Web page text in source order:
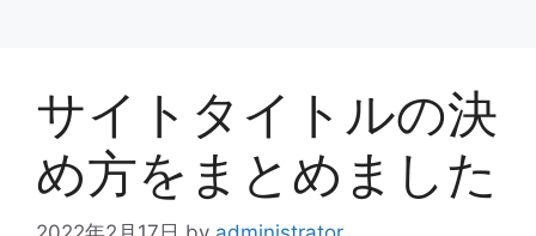
サイトタイトルの決
め方をまとめました